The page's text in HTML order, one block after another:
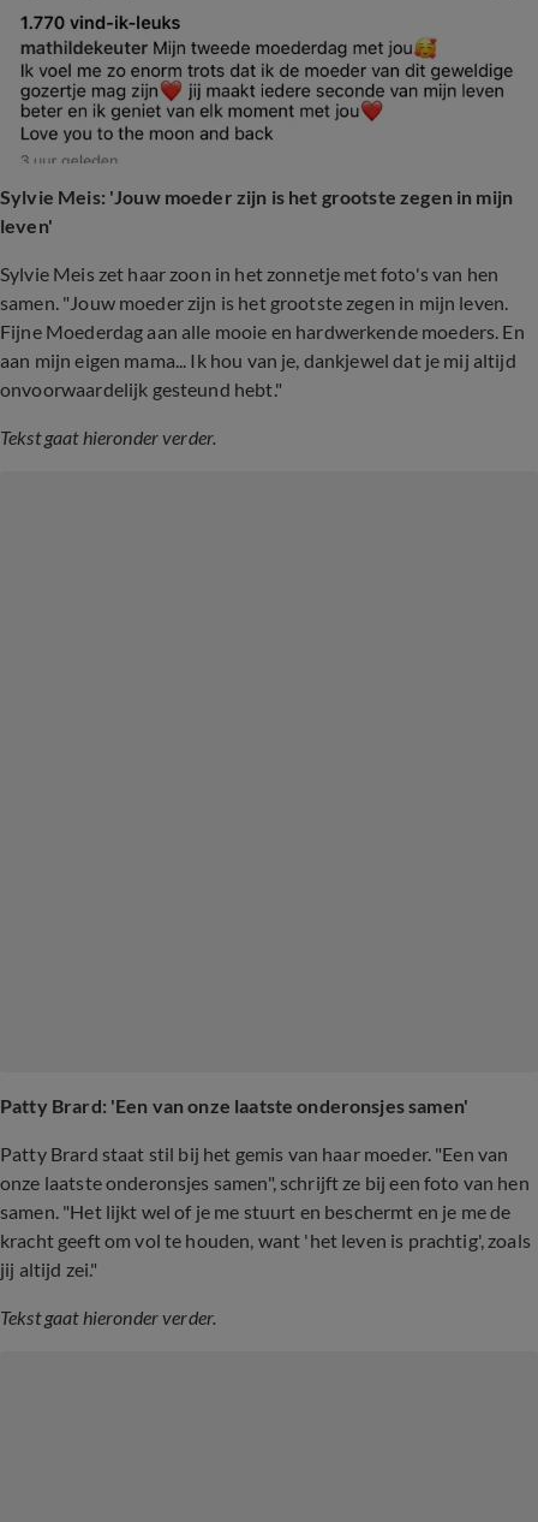
Sylvie Meis: 'Jouw moeder zijn is het grootste zegen in mijn
leven'
Sylvie Meis zet haar zoon in het zonnetje met foto's van hen
samen. "Jouw moeder zijn is het grootste zegen in mijn leven.
Fijne Moederdag aan alle mooie en hardwerkende moeders. En
aan mijn eigen mama... Ik hou van je, dankjewel dat je mij altijd
onvoorwaardelijk gesteund hebt."
Tekst gaat hieronder verder.
Patty Brard: 'Een van onze laatste onderonsjes samen'
Patty Brard staat stil bij het gemis van haar moeder. "Een van
onze laatste onderonsjes samen", schrijft ze bij een foto van hen
samen. "Het lijkt wel of je me stuurt en beschermt en je me de
kracht geeft om vol te houden, want 'het leven is prachtig', zoals
jij altijd zei."
Tekst gaat hieronder verder.